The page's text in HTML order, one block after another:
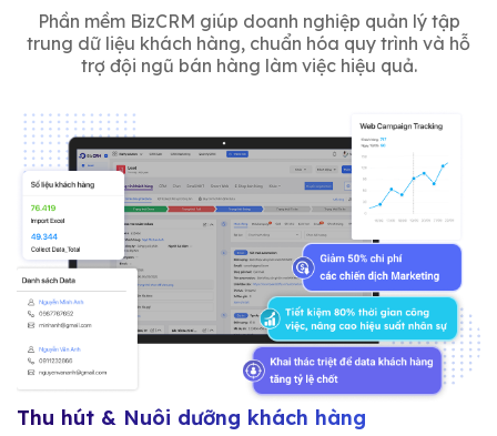
Phần mềm BizCRM giúp doanh nghiệp quản lý tập
trung dữ liệu khách hàng, chuẩn hóa quy trình và hỗ
trợ đội ngũ bán hàng làm việc hiệu quả.
Thu hút & Nuôi dưỡng khách hàng